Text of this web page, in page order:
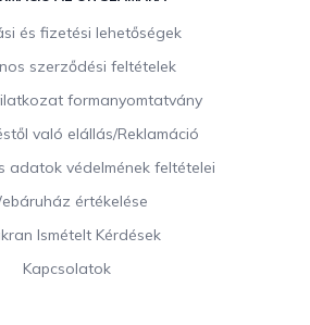
és fizetési lehetőségek
szerződési feltételek
formanyomtatvány
való elállás/Reklamáció
adatok védelmének feltételei
értékelése
Ismételt Kérdések
Kapcsolatok